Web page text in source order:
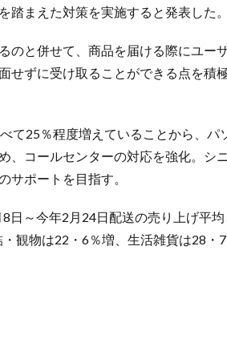
踏まえた対策を実施すると発表した。
のと併せて、商品を届ける際にユー
せずに受け取ることができる点を積
て25％程度増えていることから、パ
、コールセンターの対応を強化。シ
サポートを目指す。
日～今年2月24日配送の売り上げ平
観物は22・6％増、生活雑貨は28・